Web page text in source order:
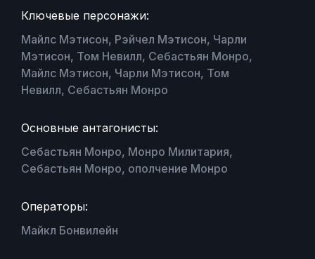
Ключевые персонажи:
Майлс Мэтисон, Рэйчел Мэтисон, Чарли
Мэтисон, Том Невилл, Себастьян Монро,
Майлс Мэтисон, Чарли Мэтисон, Том
Невилл, Себастьян Монро
Основные антагонисты:
Себастьян Монро, Монро Милитария,
Себастьян Монро, ополчение Монро
Операторы:
Майкл Бонвилейн